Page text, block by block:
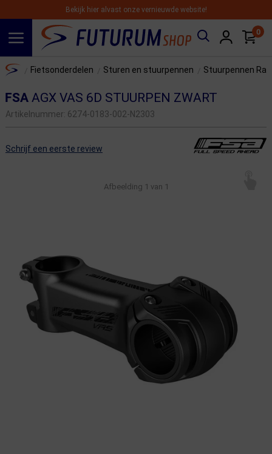
Bekijk hier alvast onze vernieuwde website!
0
Home Fietsonderdelen Sturen en stuurpennen Stuurpennen
FSAAGX VAS 6D STUURPEN ZWART
Artikelnummer: 6274-0183-002-N2303
Schrijf een eerste review
Afbeelding 1 van 1